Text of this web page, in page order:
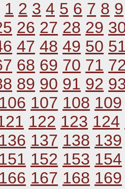
1 2 3 4 5 6 7 8 9
26 27 28 29
47 48 49 50
68 69 70 71
89 90 91 92
106 107 108 109
122 123 124
136 137 138 139
151 152 153 154
166 167 168 169